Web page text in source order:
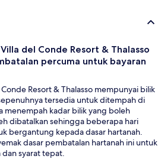
del Conde Resort & Thalasso
percuma untuk bayaran
Resort & Thalasso mempunyai bilik
tersedia untuk ditempah di
menempah kadar bilik yang boleh
dibatalkan sehingga beberapa hari
bergantung kepada dasar hartanah.
dasar pembatalan hartanah ini untuk
syarat tepat.